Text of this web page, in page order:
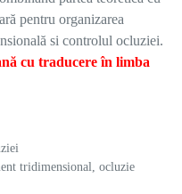
pentru organizarea
si controlul ocluziei.
cu traducere în limba
tridimensional, ocluzie